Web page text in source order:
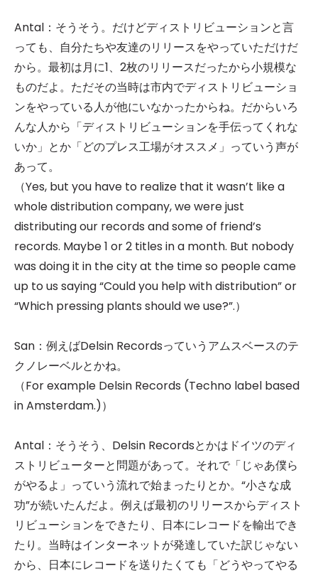
Antal：そうそう。だけどディストリビューションと言
っても、自分たちや友達のリリースをやっていただけだ
から。最初は月に1、2枚のリリースだったから小規模な
ものだよ。ただその当時は市内でディストリビューショ
ンをやっている人が他にいなかったからね。だからいろ
んな人から「ディストリビューションを手伝ってくれな
いか」とか「どのプレス工場がオススメ」っていう声が
あって。
（Yes, but you have to realize that it wasn’t like a
whole distribution company, we were just
distributing our records and some of friend’s
records. Maybe 1 or 2 titles in a month. But nobody
was doing it in the city at the time so people came
up to us saying “Could you help with distribution” or
“Which pressing plants should we use?”.）
San：例えばDelsin Recordsっていうアムスベースのテ
クノレーベルとかね。
（For example Delsin Records (Techno label based
in Amsterdam.)）
Antal：そうそう、Delsin Recordsとかはドイツのディ
ストリビューターと問題があって。それで「じゃあ僕ら
がやるよ」っていう流れで始まったりとか。“小さな成
功”が続いたんだよ。例えば最初のリリースからディスト
リビューションをできたり、日本にレコードを輸出でき
たり。当時はインターネットが発達していた訳じゃない
から、日本にレコードを送りたくても「どうやってやる